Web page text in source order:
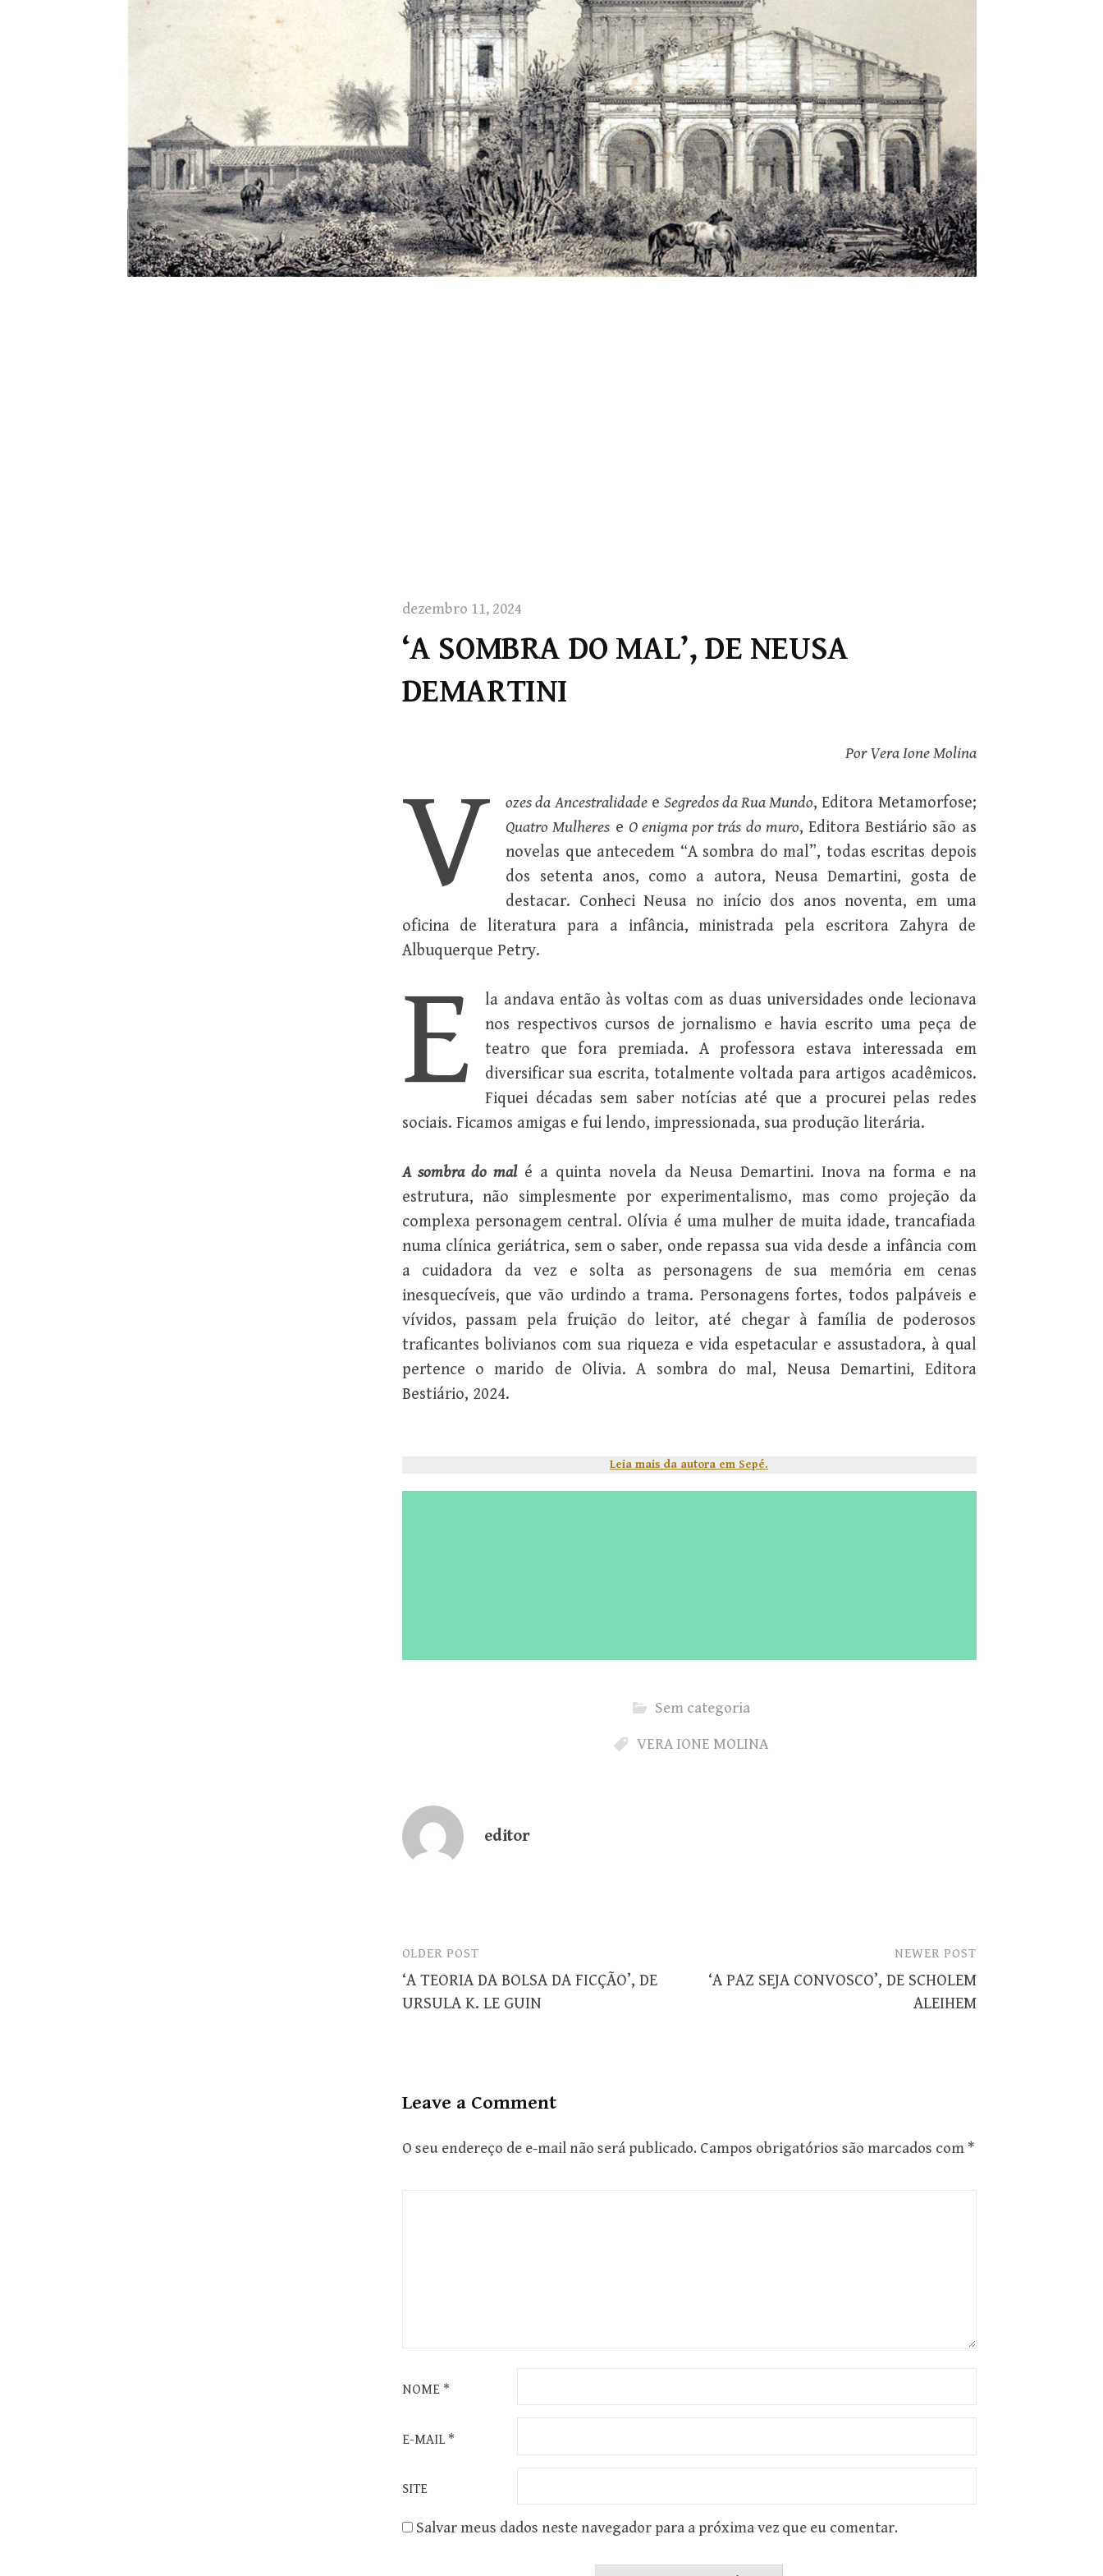
dezembro 11, 2024
‘A SOMBRA DO MAL’, DE NEUSA
DEMARTINI
Por Vera Ione Molina
V ozes da Ancestralidadee Segredos da Rua Mundo, Editora Metamorfose;
Quatro Mulheres e O enigma por trás do muro, Editora Bestiário são as
novelas que antecedem “A sombra do mal”, todas escritas depois
dos setenta anos, como a autora, Neusa Demartini, gosta de
destacar. Conheci Neusa no início dos anos noventa, em uma
oficina de literatura para a infância, ministrada pela escritora Zahyra de
Albuquerque Petry.
E
la andava então às voltas com as duas universidades onde lecionava
nos respectivos cursos de jornalismo e havia escrito uma peça de
teatro que fora premiada. A professora estava interessada em
diversificar sua escrita, totalmente voltada para artigos acadêmicos.
Fiquei décadas sem saber notícias até que a procurei pelas redes
sociais. Ficamos amigas e fui lendo, impressionada, sua produção literária.
A sombra do malé a quinta novela da Neusa Demartini. Inova na forma e na
estrutura, não simplesmente por experimentalismo, mas como projeção da
complexa personagem central. Olívia é uma mulher de muita idade, trancafiada
numa clínica geriátrica, sem o saber, onde repassa sua vida desde a infância com
a cuidadora da vez e solta as personagens de sua memória em cenas
inesquecíveis, que vão urdindo a trama. Personagens fortes, todos palpáveis e
vívidos, passam pela fruição do leitor, até chegar à família de poderosos
traficantes bolivianos com sua riqueza e vida espetacular e assustadora, à qual
pertence o marido de Olivia. A sombra do mal, Neusa Demartini, Editora
Bestiário, 2024.
Leia mais da autora em Sepé.
Sem categoria
VERA IONE MOLINA
editor
Post
navigation
OLDER POST
‘A TEORIA DA BOLSA DA FICÇÃO’, DE
URSULA K. LE GUIN
NEWER POST
‘A PAZ SEJA CONVOSCO’, DE SCHOLEM
ALEIHEM
Leave a Comment
O seu endereço de e-mail não será publicado. Campos obrigatórios são marcados com *
NOME *
E-MAIL *
SITE
Salvar meus dados neste navegador para a próxima vez que eu comentar.